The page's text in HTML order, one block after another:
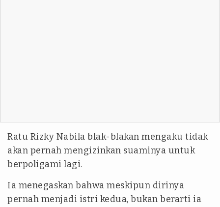
Ratu Rizky Nabila blak-blakan mengaku tidak
akan pernah mengizinkan suaminya untuk
berpoligami lagi.
Ia menegaskan bahwa meskipun dirinya
pernah menjadi istri kedua, bukan berarti ia